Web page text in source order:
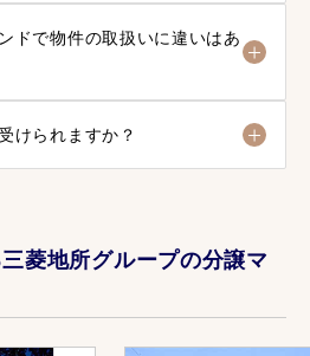
ドで物件の取扱いに違いはあ
けられますか？
菱地所グループの分譲マ